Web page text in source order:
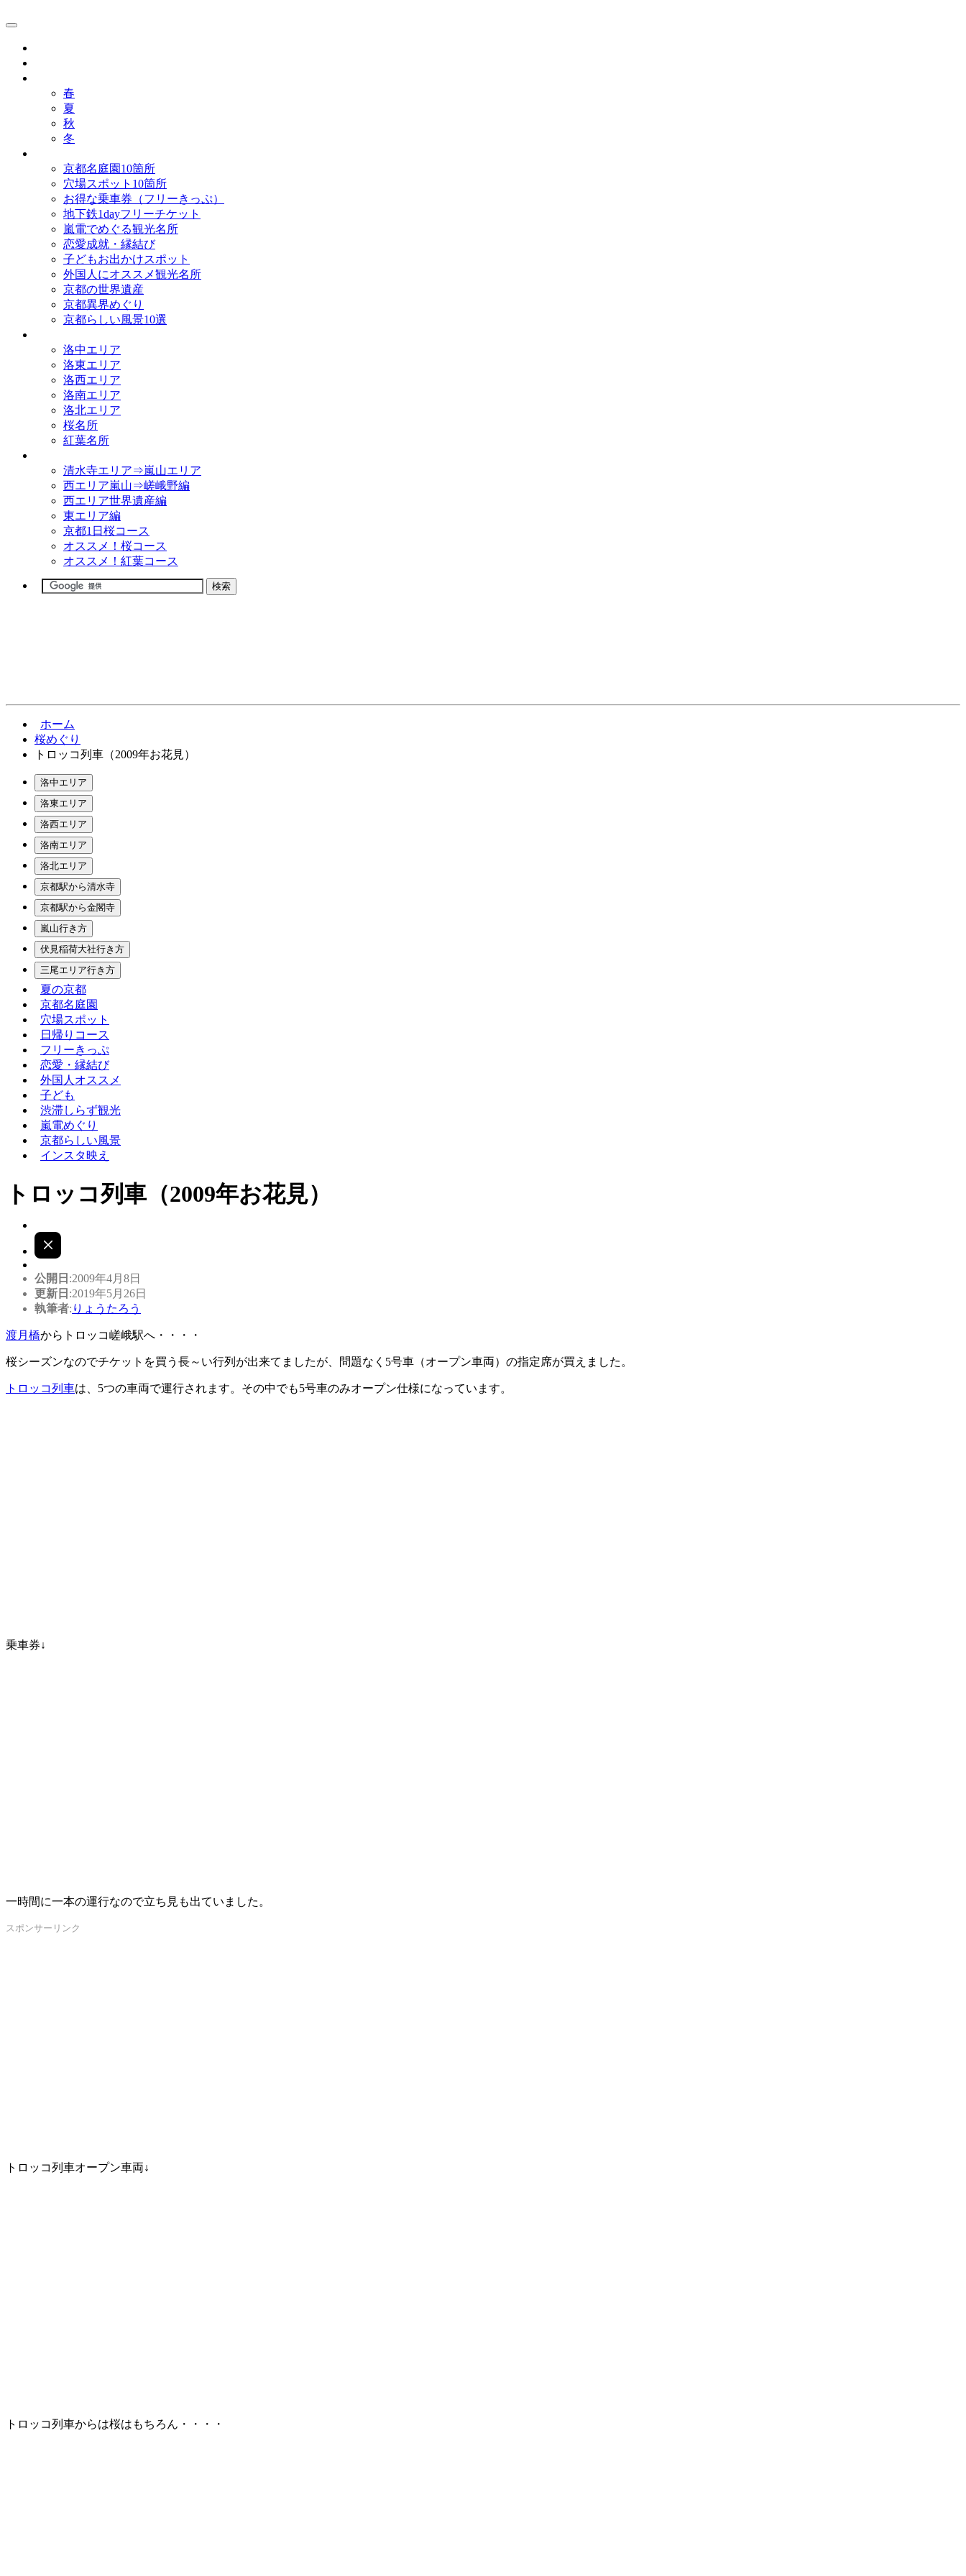
春
夏
秋
冬
京都名庭園10箇所
穴場スポット10箇所
お得な乗車券（フリーきっぷ）
地下鉄1dayフリーチケット
嵐電でめぐる観光名所
恋愛成就・縁結び
子どもお出かけスポット
外国人にオススメ観光名所
京都の世界遺産
京都異界めぐり
京都らしい風景10選
洛中エリア
洛東エリア
洛西エリア
洛南エリア
洛北エリア
桜名所
紅葉名所
清水寺エリア⇒嵐山エリア
西エリア嵐山⇒嵯峨野編
西エリア世界遺産編
東エリア編
京都1日桜コース
オススメ！桜コース
オススメ！紅葉コース
ホーム
桜めぐり
トロッコ列車（2009年お花見）
洛中エリア
洛東エリア
洛西エリア
洛南エリア
洛北エリア
京都駅から清水寺
京都駅から金閣寺
嵐山行き方
伏見稲荷大社行き方
三尾エリア行き方
夏の京都
京都名庭園
穴場スポット
日帰りコース
フリーきっぷ
恋愛・縁結び
外国人オススメ
子ども
渋滞しらず観光
嵐電めぐり
京都らしい風景
インスタ映え
トロッコ列車（2009年お花見）
公開日 :2009年4月8日
更新日 :2019年5月26日
執筆者: りょうたろう
渡月橋からトロッコ嵯峨駅へ・・・・
桜シーズンなのでチケットを買う長～い行列が出来てましたが、問題なく5号車（オープン車両）の指定席が買えました。
トロッコ列車は、5つの車両で運行されます。その中でも5号車のみオープン仕様になっています。
乗車券↓
一時間に一本の運行なので立ち見も出ていました。
スポンサーリンク
トロッコ列車オープン車両↓
トロッコ列車からは桜はもちろん・・・・